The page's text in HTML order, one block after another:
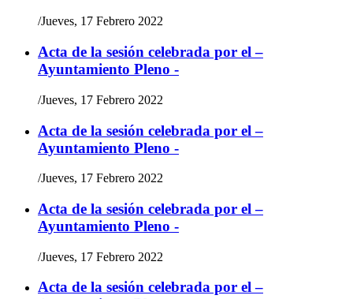
/Jueves, 17 Febrero 2022
Acta de la sesión celebrada por el –
Ayuntamiento Pleno -
/Jueves, 17 Febrero 2022
Acta de la sesión celebrada por el –
Ayuntamiento Pleno -
/Jueves, 17 Febrero 2022
Acta de la sesión celebrada por el –
Ayuntamiento Pleno -
/Jueves, 17 Febrero 2022
Acta de la sesión celebrada por el –